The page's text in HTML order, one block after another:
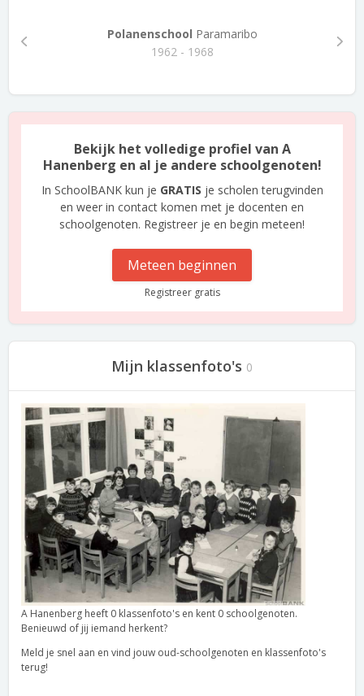
Polanenschool Paramaribo
1962 - 1968
Bekijk het volledige profiel van A
Hanenberg en al je andere schoolgenoten!
In SchoolBANK kun je GRATIS je scholen terugvinden
en weer in contact komen met je docenten en
schoolgenoten. Registreer je en begin meteen!
Meteen beginnen
Registreer gratis
Mijn klassenfoto's 0
A Hanenberg heeft 0 klassenfoto's en kent 0 schoolgenoten.
Benieuwd of jij iemand herkent?
Meld je snel aan en vind jouw oud-schoolgenoten en klassenfoto's
terug!